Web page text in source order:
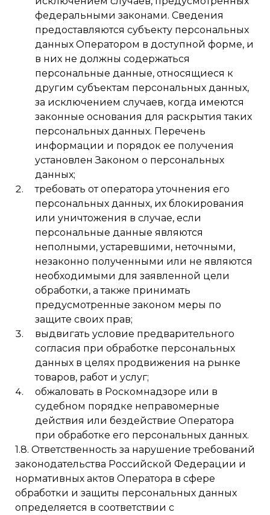
федеральными законами. Сведения
предоставляются субъекту персональных
данных Оператором в доступной форме, и
в них не должны содержаться
персональные данные, относящиеся к
другим субъектам персональных данных,
за исключением случаев, когда имеются
законные основания для раскрытия таких
персональных данных. Перечень
информации и порядок ее получения
установлен Законом о персональных
данных;
требовать от оператора уточнения его
персональных данных, их блокирования
или уничтожения в случае, если
персональные данные являются
неполными, устаревшими, неточными,
незаконно полученными или не являются
необходимыми для заявленной цели
обработки, а также принимать
предусмотренные законом меры по
защите своих прав;
выдвигать условие предварительного
согласия при обработке персональных
данных в целях продвижения на рынке
товаров, работ и услуг;
обжаловать в Роскомнадзоре или в
судебном порядке неправомерные
действия или бездействие Оператора
при обработке его персональных данных.
1.8. Ответственность за нарушение требований
законодательства Российской Федерации и
нормативных актов Оператора в сфере
обработки и защиты персональных данных
определяется в соответствии с